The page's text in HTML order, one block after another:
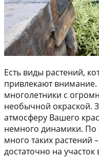
Есть виды растений,
привлекают
многолетники с
необычной окраской.
атмосферу Вашего
немного динамики. По
много таких растений
достаточно на участок